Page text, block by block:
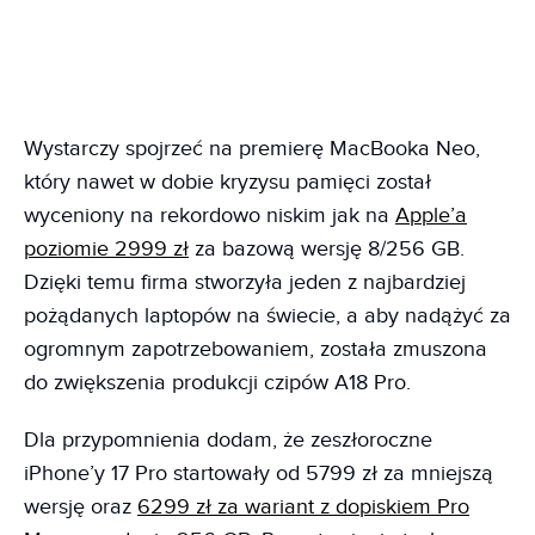
Wystarczy spojrzeć na premierę MacBooka Neo,
który nawet w dobie kryzysu pamięci został
wyceniony na rekordowo niskim jak na Apple’a
poziomie 2999 zł za bazową wersję 8/256 GB.
Dzięki temu firma stworzyła jeden z najbardziej
pożądanych laptopów na świecie, a aby nadążyć za
ogromnym zapotrzebowaniem, została zmuszona
do zwiększenia produkcji czipów A18 Pro.
Dla przypomnienia dodam, że zeszłoroczne
iPhone’y 17 Pro startowały od 5799 zł za mniejszą
wersję oraz 6299 zł za wariant z dopiskiem Pro